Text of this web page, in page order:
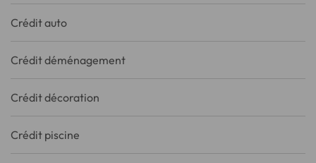
Crédit auto
Crédit déménagement
Crédit décoration
Crédit piscine